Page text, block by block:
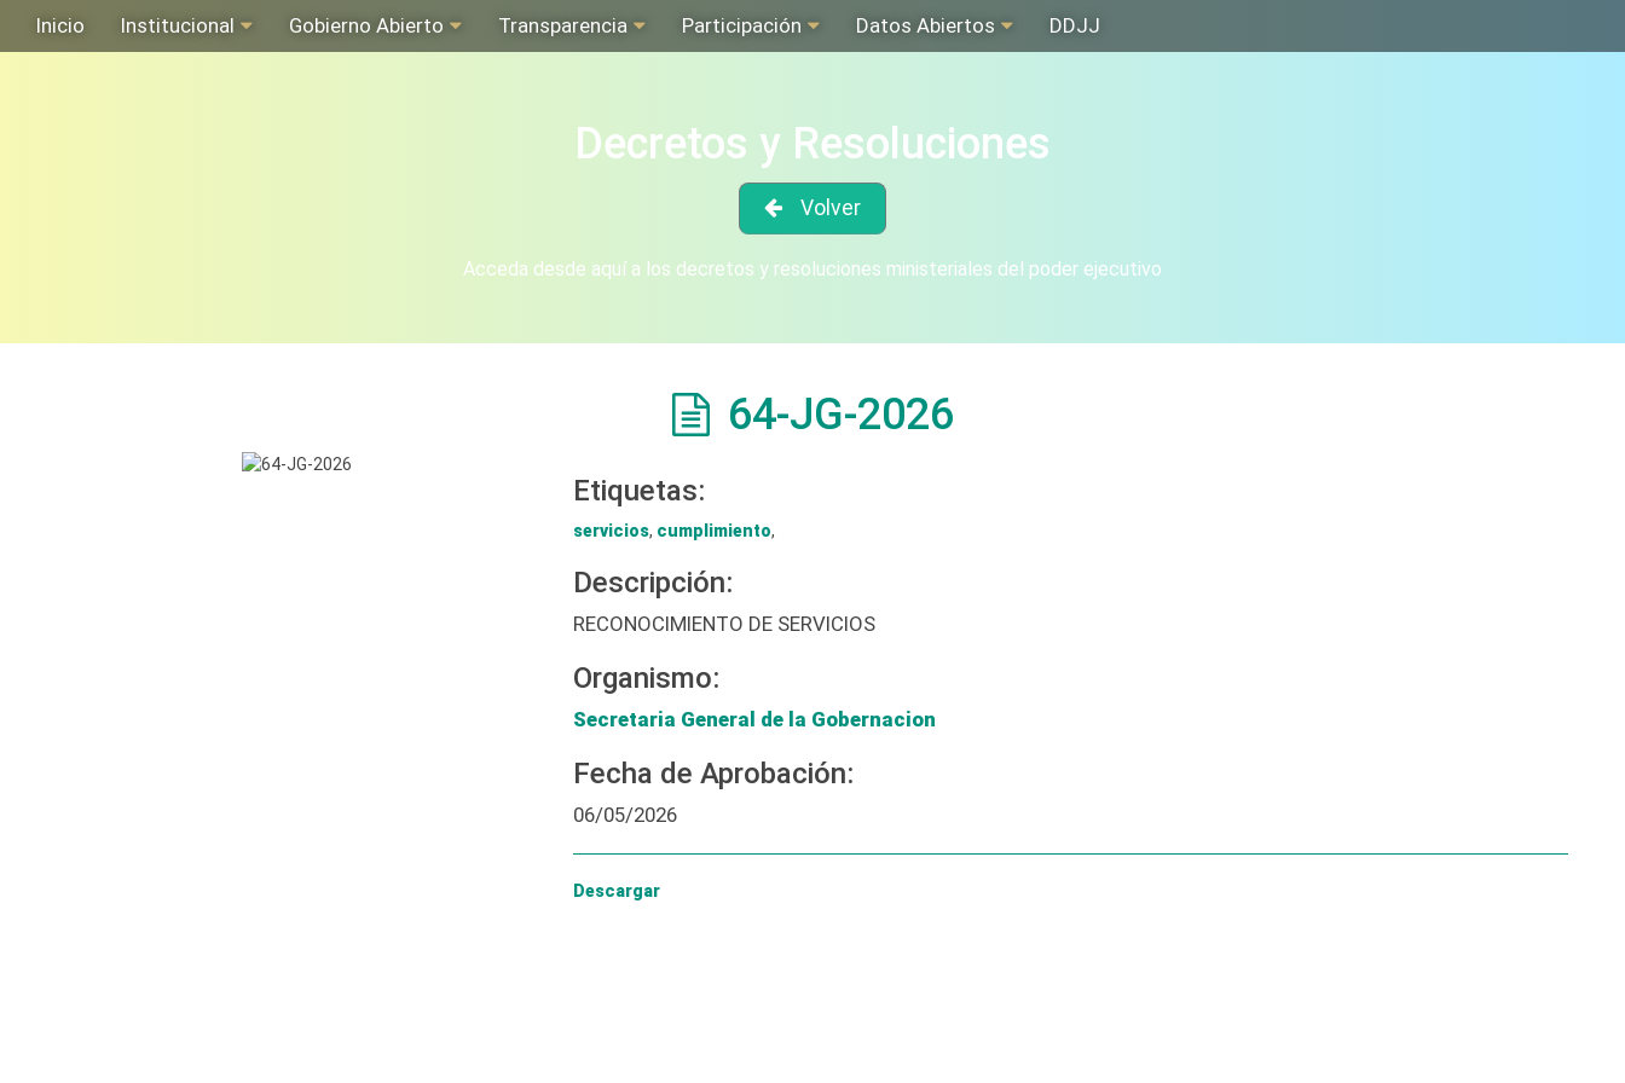
Inicio Institucional Gobierno Abierto Transparencia Participación Datos Abiertos DDJJ
Decretos y Resoluciones
Volver
Acceda desde aquí a los decretos y resoluciones ministeriales del poder ejecutivo
64-JG-2026
Etiquetas:
servicios, cumplimiento,
Descripción:
RECONOCIMIENTO DE SERVICIOS
Organismo:
Secretaria General de la Gobernacion
Fecha de Aprobación:
06/05/2026
Descargar